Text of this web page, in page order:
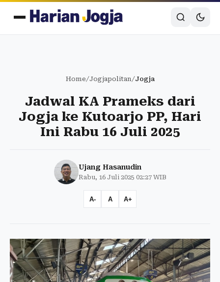
Home/Jogjapolitan/Jogja
Jadwal KA Prameks dari
Jogja ke Kutoarjo PP, Hari
Ini Rabu 16 Juli 2025
Ujang Hasanudin
Rabu, 16 Juli 2025 02:27 WIB
A- A A+